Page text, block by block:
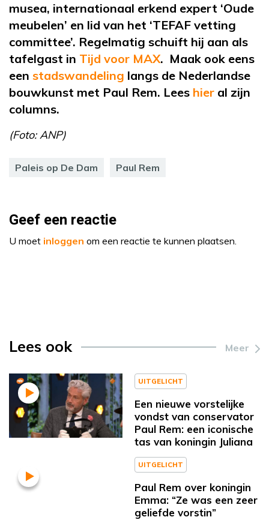
musea, internationaal erkend expert ‘Oude
meubelen’ en lid van het ‘TEFAF vetting
committee’. Regelmatig schuift hij aan als
tafelgast in Tijd voor MAX. Maak ook eens
een stadswandeling langs de Nederlandse
bouwkunst met Paul Rem. Lees hier al zijn
columns.
(Foto: ANP)
Paleis op De Dam Paul Rem
Geef een reactie
U moet inloggen om een reactie te kunnen plaatsen.
Lees ook Meer
UITGELICHT
Een nieuwe vorstelijke
vondst van conservator
Paul Rem: een iconische
tas van koningin Juliana
UITGELICHT
Paul Rem over koningin
Emma: “Ze was een zeer
geliefde vorstin”